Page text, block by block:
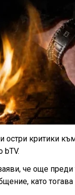
остри критики
bTV.
че още преди
като